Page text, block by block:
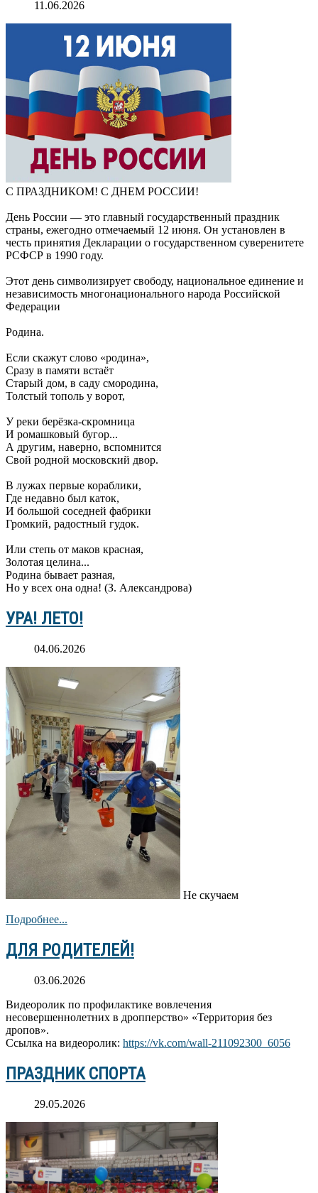
11.06.2026
С ПРАЗДНИКОМ! С ДНЕМ РОССИИ!
День России — это главный государственный праздник
страны, ежегодно отмечаемый 12 июня. Он установлен в
честь принятия Декларации о государственном суверенитете
РСФСР в 1990 году.
Этот день символизирует свободу, национальное единение и
независимость многонационального народа Российской
Федерации
Родина.
Если скажут слово «родина»,
Сразу в памяти встаёт
Старый дом, в саду смородина,
Толстый тополь у ворот,
У реки берёзка-скромница
И ромашковый бугор...
А другим, наверно, вспомнится
Свой родной московский двор.
В лужах первые кораблики,
Где недавно был каток,
И большой соседней фабрики
Громкий, радостный гудок.
Или степь от маков красная,
Золотая целина...
Родина бывает разная,
Но у всех она одна! (З. Александрова)
УРА! ЛЕТО!
04.06.2026
Не скучаем
Подробнее...
ДЛЯ РОДИТЕЛЕЙ!
03.06.2026
Видеоролик по профилактике вовлечения
несовершеннолетних в дропперство» «Территория без
дропов».
Ссылка на видеоролик: https://vk.com/wall-211092300_6056
ПРАЗДНИК СПОРТА
29.05.2026